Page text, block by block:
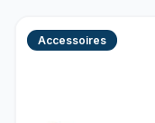
Accessoires